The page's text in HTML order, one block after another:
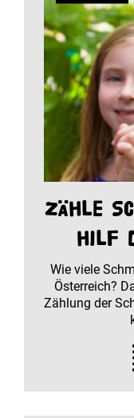
Zähle
hilf
Wie viele
Österreich?
Zählung der